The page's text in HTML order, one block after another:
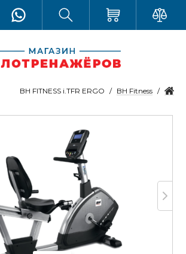
BH Fitness
BH FITNESS i.TFR ERGO